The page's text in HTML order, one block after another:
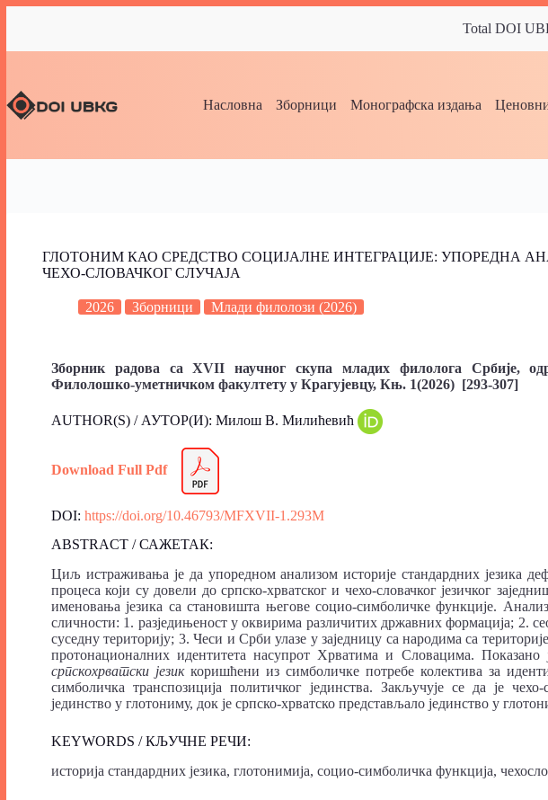
Total DOI
Насловна Зборници Монографска издања
ГЛОТОНИМ КАО СРЕДСТВО СОЦИЈАЛНЕ ИНТЕГРАЦИЈЕ: УПОРЕДНА
ЧЕХО-СЛОВАЧКОГ СЛУЧАЈА
2026 Зборници Млади филолози (2026)
Зборник радова са XVII научног скупа младих филолога Србије,
Филолошко-уметничком факултету у Крагујевцу, Књ. 1(2026) [293-307]
AUTHOR(S) / АУТОР(И): Милош В. Милићевић
Download Full Pdf
DOI: https://doi.org/10.46793/MFXVII-1.293M
ABSTRACT / САЖЕТАК:
Циљ истраживања је да упоредном анализом историје стандардних језика
процеса који су довели до српско-хрватског и чехо-словачког језичког
именовања језика са становишта његове социо-симболичке функције.
сличности: 1. разједињеност у оквирима различитих државних формација; 2.
суседну територију; 3. Чеси и Срби улазе у заједницу са народима са
протонационалних идентитета насупрот Хрватима и Словацима.
српскохрватски језиккоришћени из симболичке потребе колектива за
симболичка транспозиција политичког јединства. Закључује се да је чехо-
јединство у глотониму, док је српско-хрватско представљало јединство у
KEYWORDS / КЉУЧНЕ РЕЧИ:
историја стандардних језика, глотонимија, социо-симболичка функција,